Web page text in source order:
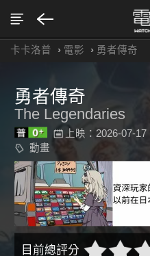
卡卡洛普 › 電影 › 勇者傳奇
勇者傳奇
The Legendaries
上映：2026-07-17
動畫
目前總評分